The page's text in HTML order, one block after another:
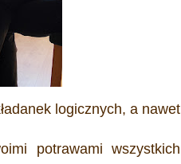
logicznych, a nawet
potrawami wszystkich